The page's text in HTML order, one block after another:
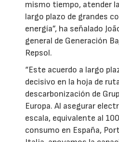
mismo tiempo, atender
largo plazo de grandes
energía”, ha señalado
general de Generación
Repsol.
“Este acuerdo a largo
decisivo en la hoja de
descarbonización de
Europa. Al asegurar
escala, equivalente al
consumo en España,